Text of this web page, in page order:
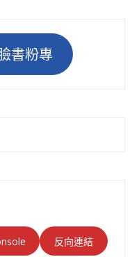
書粉專
反向連結